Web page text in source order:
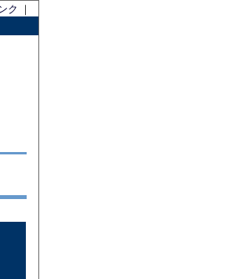
ク ｜